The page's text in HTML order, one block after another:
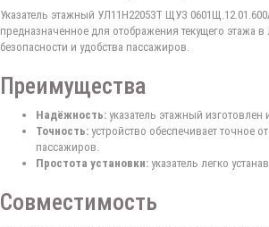
Указатель этажный УЛ11Н22053Т ЩУЗ
предназначенное для отображения текущего этажа
безопасности и удобства пассажиров.
Преимущества
Надёжность:указатель этажный
Точность:устройство обеспечивает точное
пассажиров.
Простота установки:указатель легко
Совместимость